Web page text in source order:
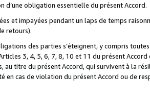
d’une obligation essentielle du présent Accord.
et impayées pendant un laps de temps
retours).
des parties s’éteignent, y compris
3, 4, 5, 6, 7, 8, 10 et 11 du présent
titre du présent Accord, qui survivent à la
cas de violation du présent Accord ou de